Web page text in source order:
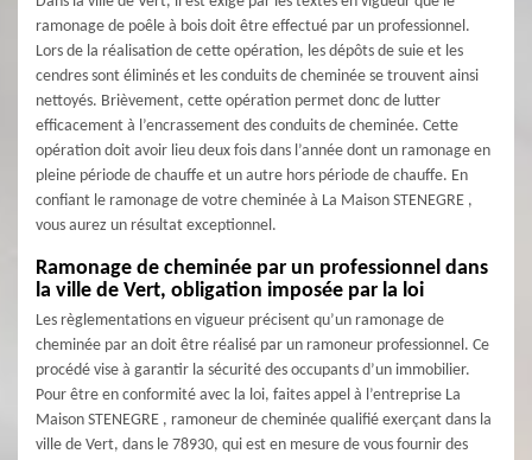
ramonage de poêle à bois doit être effectué par un professionnel.
Lors de la réalisation de cette opération, les dépôts de suie et les
cendres sont éliminés et les conduits de cheminée se trouvent ainsi
nettoyés. Brièvement, cette opération permet donc de lutter
efficacement à l’encrassement des conduits de cheminée. Cette
opération doit avoir lieu deux fois dans l’année dont un ramonage en
pleine période de chauffe et un autre hors période de chauffe. En
confiant le ramonage de votre cheminée à La Maison STENEGRE ,
vous aurez un résultat exceptionnel.
Ramonage de cheminée par un professionnel dans
la ville de Vert, obligation imposée par la loi
Les règlementations en vigueur précisent qu’un ramonage de
cheminée par an doit être réalisé par un ramoneur professionnel. Ce
procédé vise à garantir la sécurité des occupants d’un immobilier.
Pour être en conformité avec la loi, faites appel à l’entreprise La
Maison STENEGRE , ramoneur de cheminée qualifié exerçant dans la
ville de Vert, dans le 78930, qui est en mesure de vous fournir des